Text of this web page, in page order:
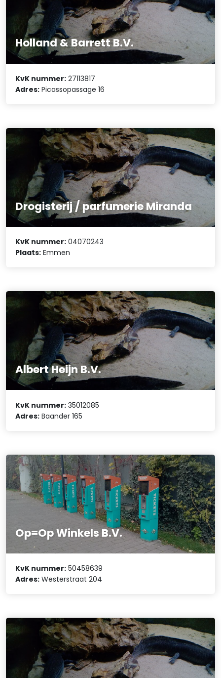
Holland & Barrett B.V.
KvK nummer: 27113817
Adres: Picassopassage 16
Drogisterij / parfumerie Miranda
KvK nummer: 04070243
Plaats: Emmen
Albert Heijn B.V.
KvK nummer: 35012085
Adres: Baander 165
Op=Op Winkels B.V.
KvK nummer: 50458639
Adres: Westerstraat 204